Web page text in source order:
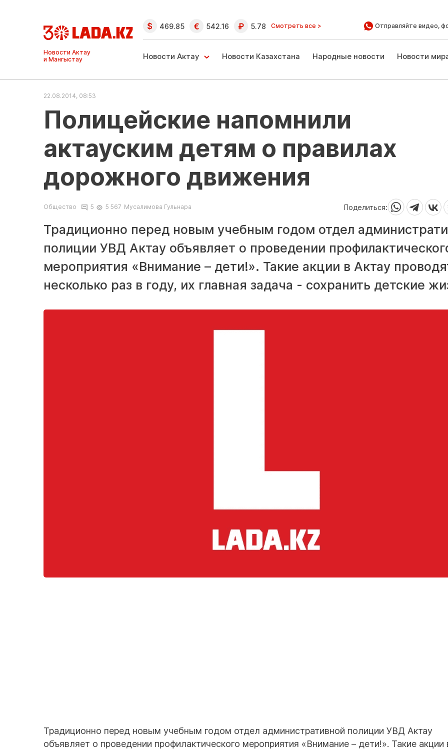
Ақтау және
Манғыстау
жаңалықтары
469.85 542.16 5.78 Смотреть все > Отправляйте видео,
Новости Актау Новости Казахстана Народные новости Новости
22.08.2014, 08:53
Полицейские напомнили
актауским детям о правилах
дорожного движения
Общество 5 5 567 Мусалимова Гульнара Поделиться:
Традиционно перед новым учебным годом отдел
полиции УВД Актау объявляет о проведении
мероприятия «Внимание – дети!». Такие акции в Актау
несколько раз в году, их главная задача - сохранить детские
Традиционно перед новым учебным годом отдел административной полиции УВД Актау
объявляет о проведении профилактического мероприятия «Внимание – дети!». Такие акции